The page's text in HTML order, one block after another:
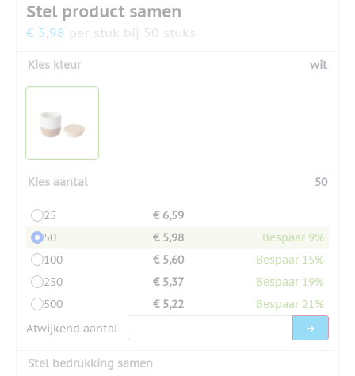
Stel product samen
€ 5,98 per stuk bij 50 stuks
Kies kleur wit
Kies aantal 50
25
€ 6,59
50
€ 5,98
Bespaar 9%
100
€ 5,60
Bespaar 15%
250
€ 5,37
Bespaar 19%
500
€ 5,22
Bespaar 21%
Afwijkend aantal
Stel bedrukking samen